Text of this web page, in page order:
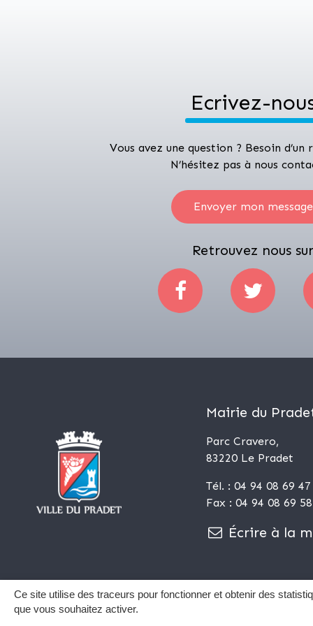
Ecrivez-
Vous avez une question ? Besoin d’un
N’hésitez pas à nous
Envoyer mon message
Retrouvez nous sur
Mairie du
Parc Cravero,
83220 Le Pradet
Tél. : 04 94 08 69 47
Fax : 04 94 08 69 58
Écrire à la
Plan du site
Ce site utilise des traceurs pour fonctionner et obtenir des
que vous souhaitez activer.